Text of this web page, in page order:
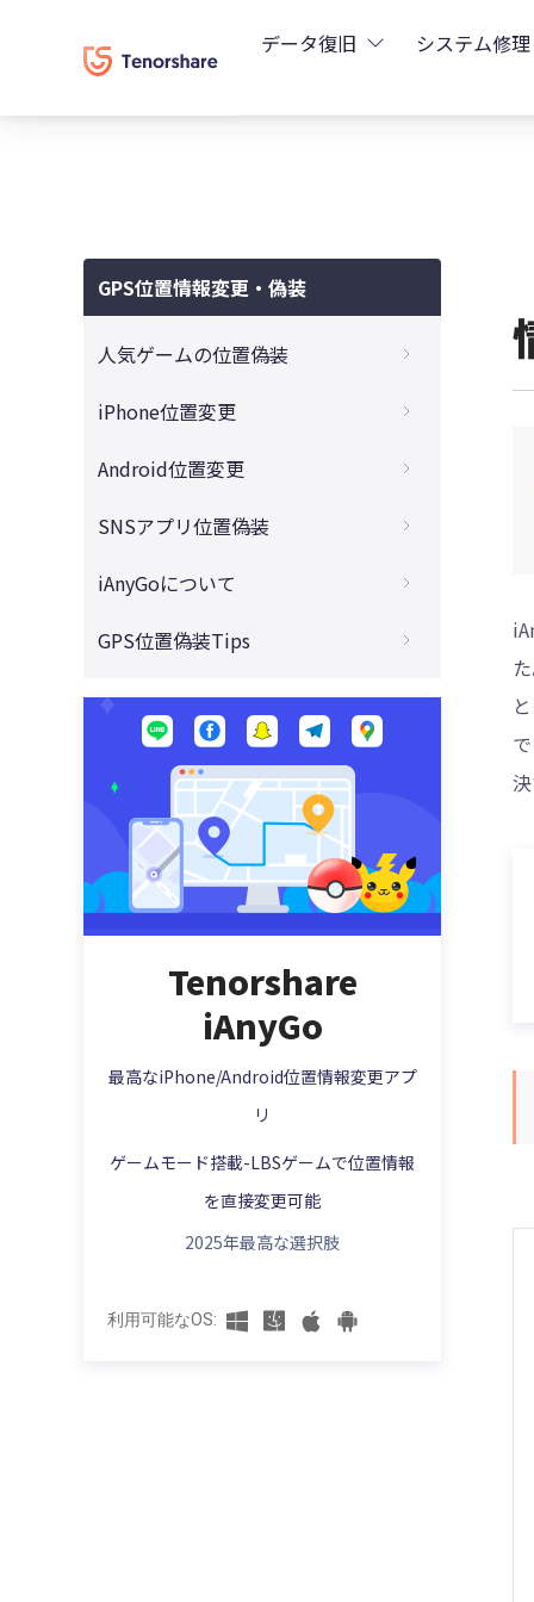
データ復旧
UltData - LINEデータ
UltData - WhatsApp
4DDiG - Windowsデー
4DDiG - Macデータ復元
4DDiG - 動画修復
システム修理
GPS位置情報変更・偽装
人気ゲームの位置偽装
【2023最新】モンハンNowで位置偽装が可
能？！ バレずにモンハンナウをチートする
する最新のやり方
する最新対策
【2023最新】ドラクエウォークの位置情報
位置情報を偽装して自宅でもピクミンブル
ームを遊ばせる！ピクミンブルームの遊び
お勧めのiPhone・iPad用ポケモンGO位置
偽装アプリ
ドラクエウォークの位置偽装アプリ八選
iPhoneでドラクエウォークの位置情報を偽
装する方法
【2022年最新】iPhone・iPadでモンスト
の位置情報を偽装するやり方
【2023必見】位置情報ゲームおすすめ6選
｜新作登場
iPhone/iPadポケモンGOで位置情報を偽装
【iSpooferの使い方】ポケモンgoをチート
法
iPhone位置変更
iPhoneの居場所を知られたくない、今いる
場所の位置情報を変更する方法
iPhone写真のExif情報とは？確認・削除・
iPhone/iPadのGPS位置情報がずれる·おか
方法
iPhoneの「人を探す」でバレないように位
置情報を変更する方法
iPhoneだけで位置偽装アプリ（VPN）3選
【パソコンなし】
iPhone/Android GPS位置を偽装するアプ
iPhone/iPadのGPS位置偽装アプリトップ5
簡単にiPhoneのGPS位置情報をずらす方法
iPhoneの位置情報に行動履歴の確認と削除
iPhone向けのGPS位置情報をごまかす方法
iPhoneの位置情報に関する設定方法
Android位置変更
【完全ガイド】GPS Joystick Androidの使
い方と代わりのソフト
Androidスマホの位置情報を偽装できる方
Androidの位置情報を知られたくない時の
Androidの位置情報を簡単にオフにする方
SNSアプリ位置偽装
【最新】Tinderで身バレ可能？知り合いに
バレたくない対策まとめ
Life360の位置情報がおかしくなる時の原
ゼンリーの代わりになる位置情報共有アプ
リ|Naunauをご紹介
withで身バレしない！withの紹介と居住地
を変更する方法
身バレたくない！tinderの位置情報を変更
する方法
GPS(位置情報)共有アプリおすすめ3選！
Zenlyの代替アプリをご紹介
置情報を共有する
LINEの位置情報設定・位置情報変更
LINEの位置情報がバレる？すぐ位置情報を
オフ・偽装する対策
Zenly(ゼンリー)の位置情報がおかしい！現
ゼンリー(Zenly)で位置情報を偽装する裏ワ
iAnyGoについて
iAnyGoは使えない？利用者の不安を解消！
【質問・解決策・購入方法】
【安全・簡単】Tenorshare iAnyGoの使い
方と評判・レビューを徹底的にご紹介
iPhone位置偽装ソフト｜iAnyGoとiAnyGo
for iOS Appの違い、使い方と質問
Tenorshare iAnyGo ‐ ポケモンGO位置偽
装アプリの使い方
GPS位置偽装Tips
を楽しもう
【iOS15】iPhoneの位置情報マークを消え
ない場合の対処方法
Tenorshare
iAnyGo
最高なiPhone/Android位置情報変更アプ
リ
ゲームモード搭載-LBSゲームで位置情報
を直接変更可能
2025年最高な選択肢
利用可能なOS: